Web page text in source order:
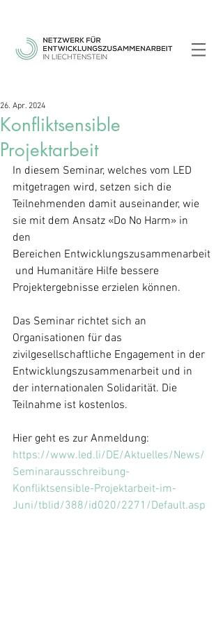
Konfliktsensible
Projektarbeit
26. Apr. 2024
In diesem Seminar, welches vom LED
mitgetragen wird, setzen sich die
Teilnehmenden damit auseinander, wie
sie mit dem Ansatz «Do No Harm» in
den
Bereichen Entwicklungszusammenarbeit
und Humanitäre Hilfe bessere
Projektergebnisse erzielen können.
Das Seminar richtet sich an
Organisationen für das
zivilgesellschaftliche Engagement in der
Entwicklungszusammenarbeit und in
der internationalen Solidarität. Die
Teilnahme ist kostenlos.
Hier geht es zur Anmeldung:
https://www.led.li/DE/Aktuelles/News/
Seminarausschreibung-
Konfliktsensible-Projektarbeit-im-
Juni/tblid/388/id020/2271/Default.asp